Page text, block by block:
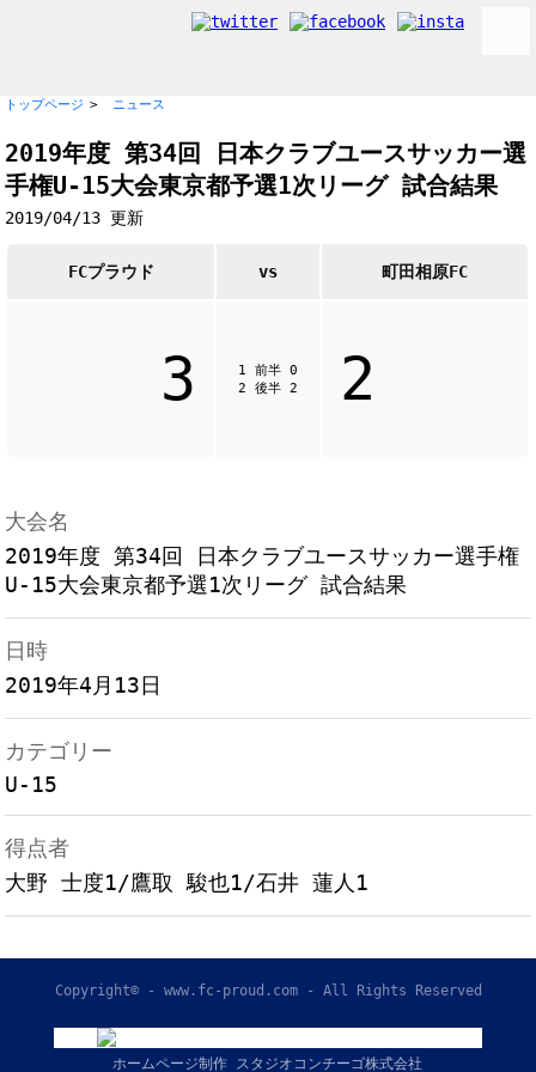
トップページ ニュース
2019年度 第34回 日本クラブユースサッカー選
手権U-15大会東京都予選1次リーグ 試合結果
2019/04/13 更新
FCプラウド vs 町田相原FC
3
1 前半 0
2 後半 2
2
大会名
2019年度 第34回 日本クラブユースサッカー選手権
U-15大会東京都予選1次リーグ 試合結果
日時
2019年4月13日
カテゴリー
U-15
得点者
大野 士度1/鷹取 駿也1/石井 蓮人1
Copyright© - www.fc-proud.com - All Rights Reserved
ホームページ制作 スタジオコンチーゴ株式会社